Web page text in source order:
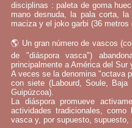
disciplinas : paleta de goma
mano desnuda, la pala corta,
maciza y el joko garbi (36 metros
🌎 Un gran número de vascos
de "diáspora vasca")
principalmente a América del Sur
A veces se la denomina "octava
con siete (Labourd, Soule,
Guipúzcoa).
La diáspora promueve
actividades tradicionales,
vasca y, por supuesto, supuesto,